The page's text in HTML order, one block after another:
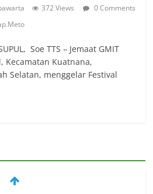
372 Views
0 Comments
Soe TTS – Jemaat GMIT
Kecamatan Kuatnana,
Selatan, menggelar Festival